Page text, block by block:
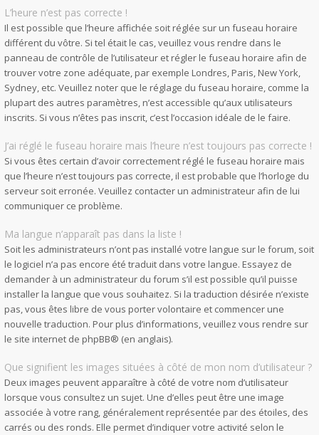
L’heure n’est pas correcte !
Il est possible que l’heure affichée soit réglée sur un fuseau horaire
différent du vôtre. Si tel était le cas, veuillez vous rendre dans le
panneau de contrôle de l’utilisateur et régler le fuseau horaire afin de
trouver votre zone adéquate, par exemple Londres, Paris, New York,
Sydney, etc. Veuillez noter que le réglage du fuseau horaire, comme la
plupart des autres paramètres, n’est accessible qu’aux utilisateurs
inscrits. Si vous n’êtes pas inscrit, c’est l’occasion idéale de le faire.
J’ai réglé le fuseau horaire mais l’heure n’est toujours pas correcte !
Si vous êtes certain d’avoir correctement réglé le fuseau horaire mais
que l’heure n’est toujours pas correcte, il est probable que l’horloge du
serveur soit erronée. Veuillez contacter un administrateur afin de lui
communiquer ce problème.
Ma langue n’apparaît pas dans la liste !
Soit les administrateurs n’ont pas installé votre langue sur le forum, soit
le logiciel n’a pas encore été traduit dans votre langue. Essayez de
demander à un administrateur du forum s’il est possible qu’il puisse
installer la langue que vous souhaitez. Si la traduction désirée n’existe
pas, vous êtes libre de vous porter volontaire et commencer une
nouvelle traduction. Pour plus d’informations, veuillez vous rendre sur
le site internet de phpBB® (en anglais).
Que signifient les images situées à côté de mon nom d’utilisateur ?
Deux images peuvent apparaître à côté de votre nom d’utilisateur
lorsque vous consultez un sujet. Une d’elles peut être une image
associée à votre rang, généralement représentée par des étoiles, des
carrés ou des ronds. Elle permet d’indiquer votre activité selon le